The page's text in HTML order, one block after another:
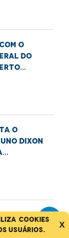
cookies
usuários.
X
o
do
sobre
o
Dixon
nos
o
Gabriel